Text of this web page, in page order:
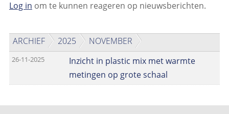
Log in om te kunnen reageren op nieuwsberichten.
ARCHIEF 2025 NOVEMBER
26-11-2025
Inzicht in plastic mix met warmte
metingen op grote schaal